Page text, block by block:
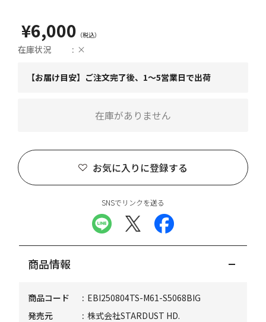
¥6,000
在庫状況 ×
【お届け目安】ご注文完了後、1～5営業日で出荷
お気に入りに登録する
在庫がありません
SNSでリンクを送る
商品情報
商品コード
EBI250804TS-M61-S5068BIG
発売元
株式会社STARDUST HD.